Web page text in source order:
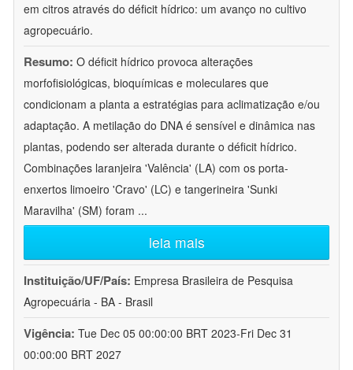
em citros através do déficit hídrico: um avanço no cultivo
agropecuário.
Resumo: O déficit hídrico provoca alterações
morfofisiológicas, bioquímicas e moleculares que
condicionam a planta a estratégias para aclimatização e/ou
adaptação. A metilação do DNA é sensível e dinâmica nas
plantas, podendo ser alterada durante o déficit hídrico.
Combinações laranjeira 'Valência' (LA) com os porta-
enxertos limoeiro 'Cravo' (LC) e tangerineira 'Sunki
Maravilha' (SM) foram ...
leia mais
Instituição/UF/País: Empresa Brasileira de Pesquisa
Agropecuária - BA - Brasil
Vigência: Tue Dec 05 00:00:00 BRT 2023-Fri Dec 31
00:00:00 BRT 2027